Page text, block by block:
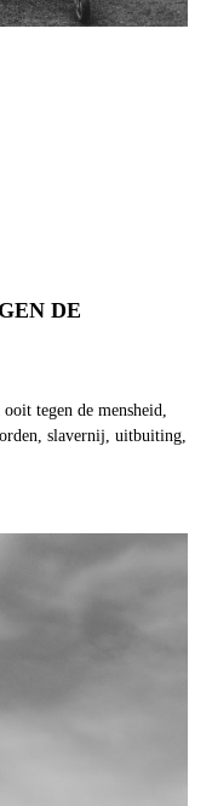
DE
tegen de mensheid,
slavernij, uitbuiting,